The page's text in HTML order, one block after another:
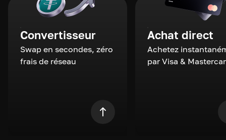
Convertisseur
Swap en secondes, zéro
frais de réseau
Achat direct
Achetez
par Visa &